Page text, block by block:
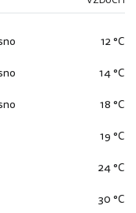
12 °C
14 °C
18 °C
19 °C
24 °C
30 °C